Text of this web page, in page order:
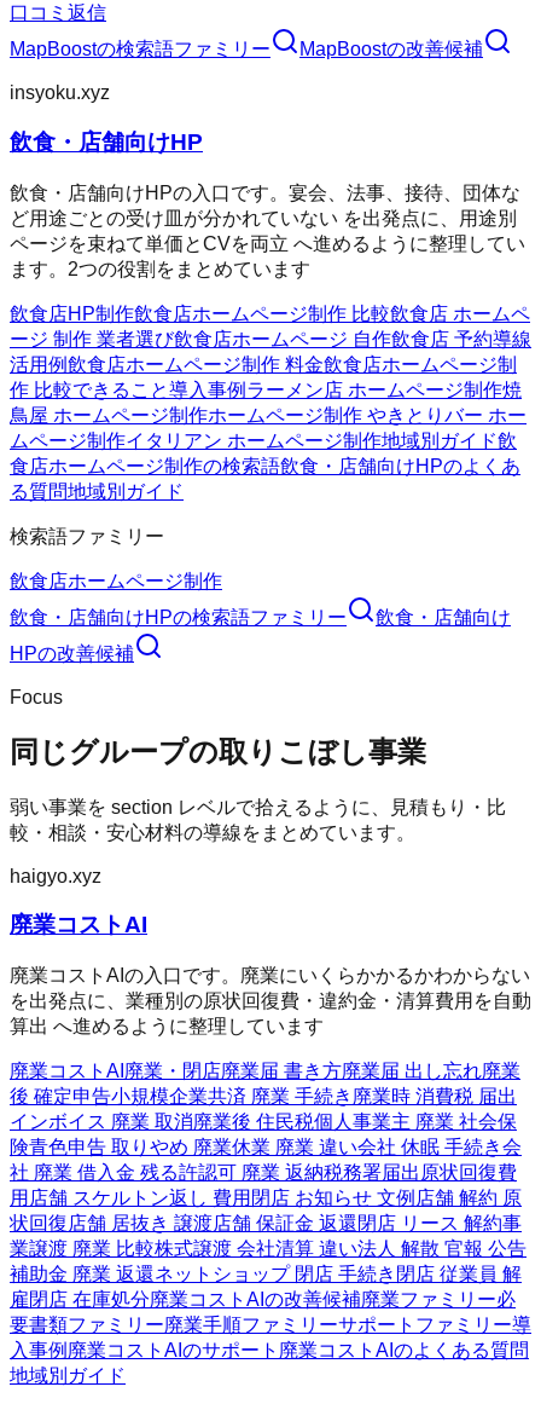
口コミ返信
MapBoostの検索語ファミリー MapBoostの改善候補
insyoku.xyz
飲食・店舗向けHP
飲食・店舗向けHPの入口です。宴会、法事、接待、団体な
ど用途ごとの受け皿が分かれていない を出発点に、用途別
ページを束ねて単価とCVを両立 へ進めるように整理してい
ます。2つの役割をまとめています
飲食店HP制作飲食店ホームページ制作 比較飲食店 ホームペ
ージ 制作 業者選び飲食店ホームページ 自作飲食店 予約導線
活用例飲食店ホームページ制作 料金飲食店ホームページ制
作 比較できること導入事例 ラーメン店 ホームページ制作焼
鳥屋 ホームページ制作ホームページ制作 やきとり バー ホー
ムページ制作イタリアン ホームページ制作地域別ガイド飲
食店ホームページ制作の検索語飲食・店舗向けHPのよくあ
る質問地域別ガイド
検索語ファミリー
飲食店ホームページ制作
飲食・店舗向けHPの検索語ファミリー
飲食・店舗向け
HPの改善候補
Focus
同じグループの取りこぼし事業
弱い事業を section レベルで拾えるように、見積もり・比
較・相談・安心材料の導線をまとめています。
haigyo.xyz
廃業コストAI
廃業コストAIの入口です。廃業にいくらかかるかわからない
を出発点に、業種別の原状回復費・違約金・清算費用を自動
算出 へ進めるように整理しています
廃業コストAI 廃業・閉店廃業届 書き方廃業届 出し忘れ廃業
後 確定申告小規模企業共済 廃業 手続き 廃業時 消費税 届出
インボイス 廃業 取消廃業後 住民税個人事業主 廃業 社会保
険青色申告 取りやめ 廃業休業 廃業 違い会社 休眠 手続き会
社 廃業 借入金 残る許認可 廃業 返納税務署届出 原状回復費
用 店舗 スケルトン返し 費用 閉店 お知らせ 文例 店舗 解約 原
状回復店舗 居抜き 譲渡店舗 保証金 返還閉店 リース 解約事
業譲渡 廃業 比較株式譲渡 会社清算 違い法人 解散 官報 公告
補助金 廃業 返還ネットショップ 閉店 手続き 閉店 従業員 解
雇閉店 在庫処分廃業コストAIの改善候補廃業ファミリー必
要書類ファミリー廃業手順ファミリーサポートファミリー導
入事例 廃業コストAIのサポート 廃業コストAIのよくある質問
地域別ガイド